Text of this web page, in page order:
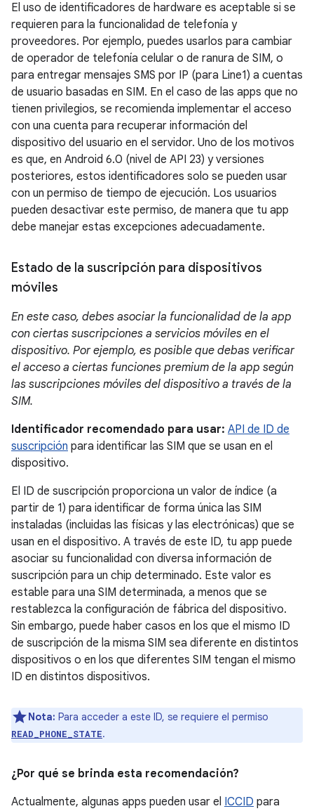
El uso de identificadores de hardware es aceptable si se
requieren para la funcionalidad de telefonía y
proveedores. Por ejemplo, puedes usarlos para cambiar
de operador de telefonía celular o de ranura de SIM, o
para entregar mensajes SMS por IP (para Line1) a cuentas
de usuario basadas en SIM. En el caso de las apps que no
tienen privilegios, se recomienda implementar el acceso
con una cuenta para recuperar información del
dispositivo del usuario en el servidor. Uno de los motivos
es que, en Android 6.0 (nivel de API 23) y versiones
posteriores, estos identificadores solo se pueden usar
con un permiso de tiempo de ejecución. Los usuarios
pueden desactivar este permiso, de manera que tu app
debe manejar estas excepciones adecuadamente.
Estado de la suscripción para dispositivos
móviles
En este caso, debes asociar la funcionalidad de la app
con ciertas suscripciones a servicios móviles en el
dispositivo. Por ejemplo, es posible que debas verificar
el acceso a ciertas funciones premium de la app según
las suscripciones móviles del dispositivo a través de la
SIM.
Identificador recomendado para usar: API de ID de
suscripción para identificar las SIM que se usan en el
dispositivo.
El ID de suscripción proporciona un valor de índice (a
partir de 1) para identificar de forma única las SIM
instaladas (incluidas las físicas y las electrónicas) que se
usan en el dispositivo. A través de este ID, tu app puede
asociar su funcionalidad con diversa información de
suscripción para un chip determinado. Este valor es
estable para una SIM determinada, a menos que se
restablezca la configuración de fábrica del dispositivo.
Sin embargo, puede haber casos en los que el mismo ID
de suscripción de la misma SIM sea diferente en distintos
dispositivos o en los que diferentes SIM tengan el mismo
ID en distintos dispositivos.
Nota: Para acceder a este ID, se requiere el permiso
READ_PHONE_STATE.
¿Por qué se brinda esta recomendación?
Actualmente, algunas apps pueden usar el ICCID para